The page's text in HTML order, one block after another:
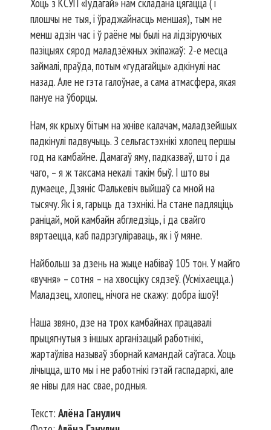
Хоць з КСУП «Гудагай» нам складана цягацца ( і
плошчы не тыя, і ўраджайнасць меншая), тым не
менш адзін час і ў раёне мы былі на лідзіруючых
пазіцыях сярод мала­дзёжных экіпажаў: 2-е месца
займалі, праўда, потым «гудагайцы» адкінулі нас
назад. Але не гэта галоўнае, а сама атмасфера, якая
пануе на ўборцы.
Нам, як крыху бітым на жніве калачам, маладзейшых
падкінулі падвучыць. З сельгастэхнікі хлопец першы
год на камбайне. Дамагаў яму, падказваў, што і да
чаго, – я ж таксама некалі такім быў. І што вы
думаеце, Дзяніс Фалькевіч выйшаў са мной на
тысячу. Як і я, гарыць да тэхнікі. На стане падляціць
раніцай, мой камбайн абгледзіць, і да свайго
вяртаецца, каб падрэгуліраваць, як і ў мяне.
Найбольш за дзень на жыце набіваў 105 тон. У майго
«вучня» – сотня – на хвосціку сядзеў. (Усміхаецца.)
Мала­дзец, хлопец, нічога не скажу: добра ішоў!
Наша звяно, дзе на трох камбайнах працавалі
прыцягнутыя з іншых арганізацый работнікі,
жартаўліва называў зборнай камандай саўгаса. Хоць
лічыцца, што мы і не работнікі гэтай гаспадаркі, але
яе нівы для нас свае, родныя.
Текст: Алёна Ганулич